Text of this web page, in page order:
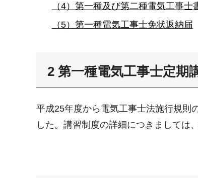
（4）第一種及び第二種電気工事士
（5）第一種電気工事士免状返納届
2 第一種電気工事士定期
平成25年度から電気工事士法施行規則
した。講習制度の詳細につきましては